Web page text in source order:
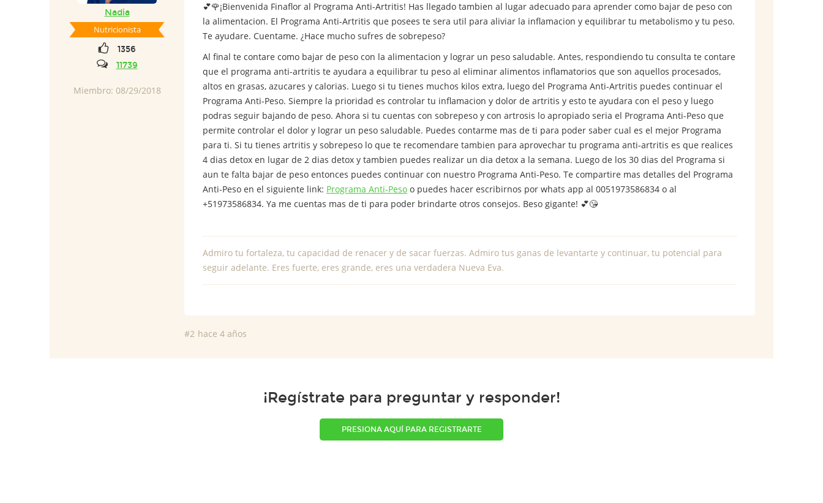
Nadia
Nutricionista
1356
11739
Miembro: 08/29/2018
💕🌹¡Bienvenida Finaflor al Programa Anti-Artritis! Has llegado tambien al lugar adecuado para aprender como bajar de peso con
la alimentacion. El Programa Anti-Artritis que posees te sera util para aliviar la inflamacion y equilibrar tu metabolismo y tu peso.
Te ayudare. Cuentame. ¿Hace mucho sufres de sobrepeso?
Al final te contare como bajar de peso con la alimentacion y lograr un peso saludable. Antes, respondiendo tu consulta te contare
que el programa anti-artritis te ayudara a equilibrar tu peso al eliminar alimentos inflamatorios que son aquellos procesados,
altos en grasas, azucares y calorias. Luego si tu tienes muchos kilos extra, luego del Programa Anti-Artritis puedes continuar el
Programa Anti-Peso. Siempre la prioridad es controlar tu inflamacion y dolor de artritis y esto te ayudara con el peso y luego
podras seguir bajando de peso. Ahora si tu cuentas con sobrepeso y con artrosis lo apropiado seria el Programa Anti-Peso que
permite controlar el dolor y lograr un peso saludable. Puedes contarme mas de ti para poder saber cual es el mejor Programa
para ti. Si tu tienes artritis y sobrepeso lo que te recomendare tambien para aprovechar tu programa anti-artritis es que realices
4 dias detox en lugar de 2 dias detox y tambien puedes realizar un dia detox a la semana. Luego de los 30 dias del Programa si
aun te falta bajar de peso entonces puedes continuar con nuestro Programa Anti-Peso. Te compartire mas detalles del Programa
Anti-Peso en el siguiente link: Programa Anti-Peso o puedes hacer escribirnos por whats app al 0051973586834 o al
+51973586834. Ya me cuentas mas de ti para poder brindarte otros consejos. Beso gigante! 💕😘
Admiro tu fortaleza, tu capacidad de renacer y de sacar fuerzas. Admiro tus ganas de levantarte y continuar, tu potencial para
seguir adelante. Eres fuerte, eres grande, eres una verdadera Nueva Eva.
#2 hace 4 años
¡Regístrate para preguntar y responder!
PRESIONA AQUÍ PARA REGISTRARTE